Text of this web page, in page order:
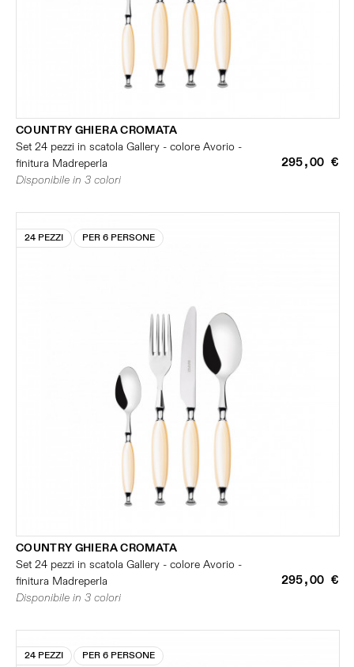
COUNTRY GHIERA CROMATA
Set 24 pezzi in scatola Gallery - colore Avorio -
finitura Madreperla
295,00 €
Disponibile in 3 colori
24 PEZZI PER 6 PERSONE
COUNTRY GHIERA CROMATA
Set 24 pezzi in scatola Gallery - colore Avorio -
finitura Madreperla
295,00 €
Disponibile in 3 colori
24 PEZZI PER 6 PERSONE